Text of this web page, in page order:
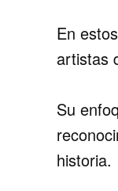
En
artistas
Su
historia.